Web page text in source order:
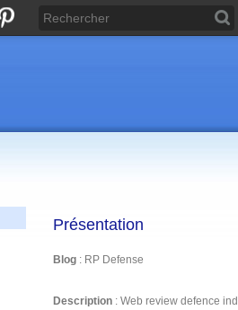
Présentation
Blog : RP Defense
Description : Web review defence